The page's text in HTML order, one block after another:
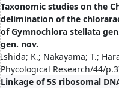
Taxonomic studies on the
delimination of the
of Gymnochlora stellata
gen. nov.
Ishida; K.; Nakayama; T.;
Phycological Research/44/
Linkage of 5S ribosomal